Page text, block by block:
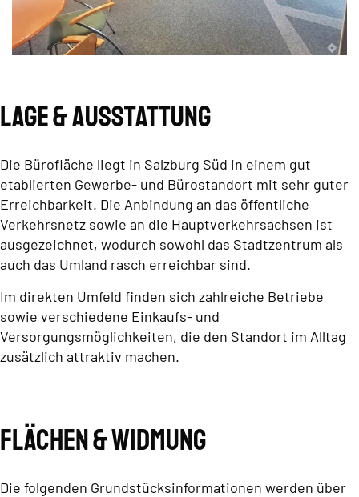
Lage & Ausstattung
Die Bürofläche liegt in Salzburg Süd in einem gut
etablierten Gewerbe- und Bürostandort mit sehr guter
Erreichbarkeit. Die Anbindung an das öffentliche
Verkehrsnetz sowie an die Hauptverkehrsachsen ist
ausgezeichnet, wodurch sowohl das Stadtzentrum als
auch das Umland rasch erreichbar sind.
Im direkten Umfeld finden sich zahlreiche Betriebe
sowie verschiedene Einkaufs- und
Versorgungsmöglichkeiten, die den Standort im Alltag
zusätzlich attraktiv machen.
Flächen & Widmung
Die folgenden Grundstücksinformationen werden über